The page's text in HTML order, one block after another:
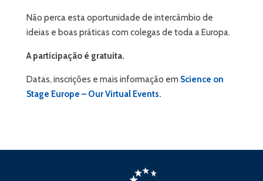
Não perca esta oportunidade de intercâmbio de
ideias e boas práticas com colegas de toda a Europa.
A participação é gratuita.
Datas, inscrições e mais informação em Science on
Stage Europe – Our Virtual Events.